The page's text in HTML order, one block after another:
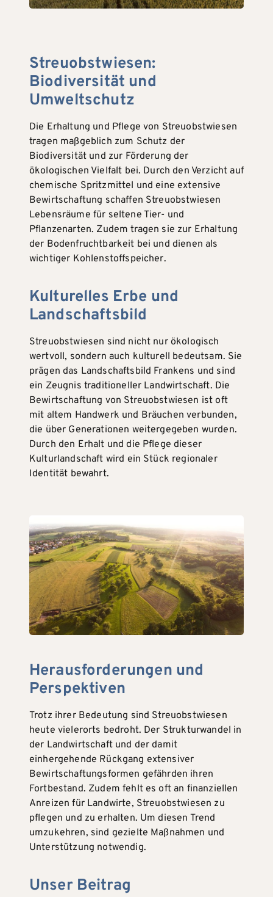
Streuobstwiesen:
Biodiversität und
Umweltschutz
Die Erhaltung und Pflege von Streuobstwiesen
tragen maßgeblich zum Schutz der
Biodiversität und zur Förderung der
ökologischen Vielfalt bei. Durch den Verzicht auf
chemische Spritzmittel und eine extensive
Bewirtschaftung schaffen Streuobstwiesen
Lebensräume für seltene Tier- und
Pflanzenarten. Zudem tragen sie zur Erhaltung
der Bodenfruchtbarkeit bei und dienen als
wichtiger Kohlenstoffspeicher.
Kulturelles Erbe und
Landschaftsbild
Streuobstwiesen sind nicht nur ökologisch
wertvoll, sondern auch kulturell bedeutsam. Sie
prägen das Landschaftsbild Frankens und sind
ein Zeugnis traditioneller Landwirtschaft. Die
Bewirtschaftung von Streuobstwiesen ist oft
mit altem Handwerk und Bräuchen verbunden,
die über Generationen weitergegeben wurden.
Durch den Erhalt und die Pflege dieser
Kulturlandschaft wird ein Stück regionaler
Identität bewahrt.
Herausforderungen und
Perspektiven
Trotz ihrer Bedeutung sind Streuobstwiesen
heute vielerorts bedroht. Der Strukturwandel in
der Landwirtschaft und der damit
einhergehende Rückgang extensiver
Bewirtschaftungsformen gefährden ihren
Fortbestand. Zudem fehlt es oft an finanziellen
Anreizen für Landwirte, Streuobstwiesen zu
pflegen und zu erhalten. Um diesen Trend
umzukehren, sind gezielte Maßnahmen und
Unterstützung notwendig.
Unser Beitrag